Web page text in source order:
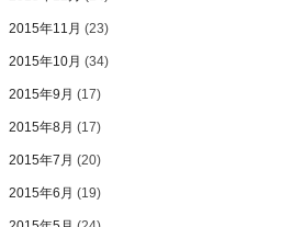
2015年11月 (23)
2015年10月 (34)
2015年9月 (17)
2015年8月 (17)
2015年7月 (20)
2015年6月 (19)